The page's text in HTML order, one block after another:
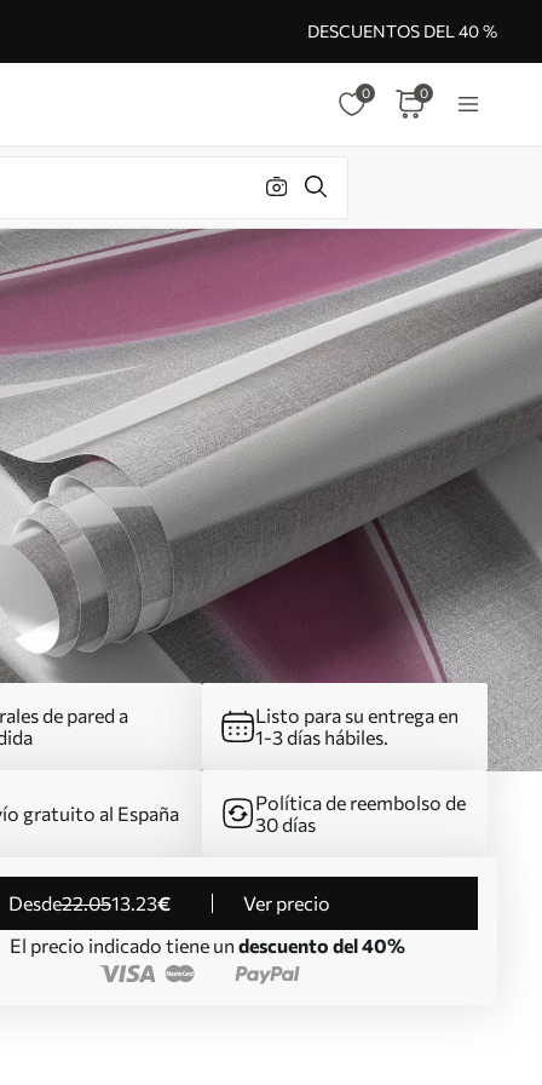
DESCUENTOS DEL 40 %
0 0
de pared a
Listo para su entrega en
1-3 días hábiles.
gratuito al España
Política de reembolso de
30 días
desde22.0513.23€
Ver precio
El precio indicado tiene un descuento del 40%